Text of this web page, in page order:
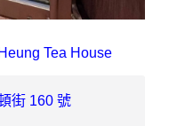
Tea House
街 160 號